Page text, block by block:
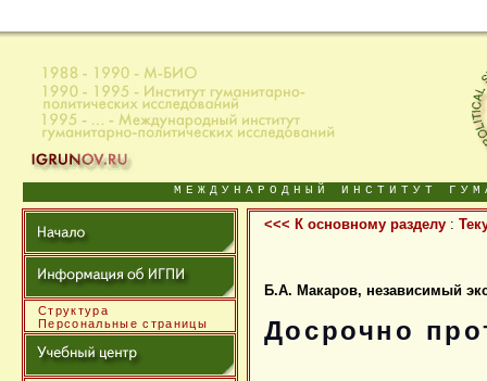
МЕЖДУНАРОДНЫЙ ИНСТИТУТ
Структура
Персональные страницы
<<< К основному разделу:
Б.А. Макаров, независимый
Досрочно